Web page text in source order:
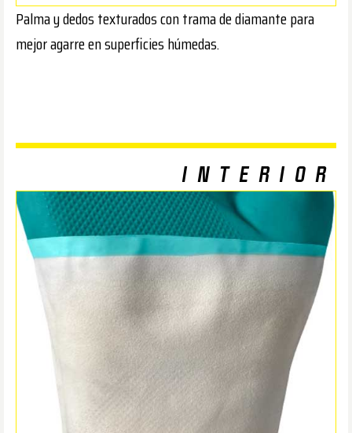
Palma y dedos texturados con trama de diamante para
mejor agarre en superficies húmedas.
INTERIOR